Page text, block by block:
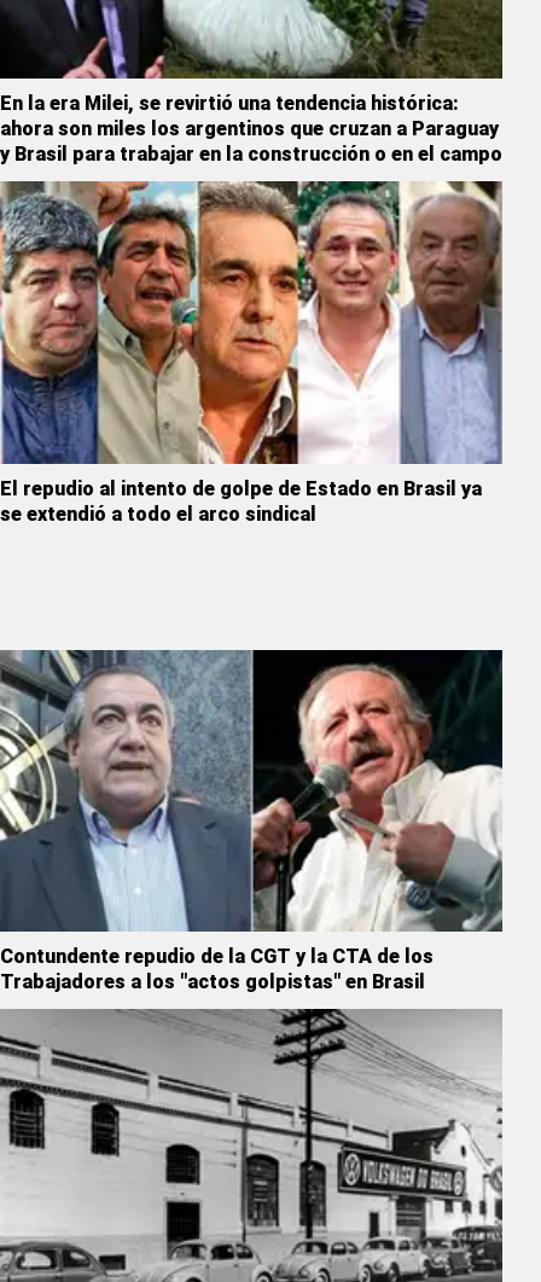
En la era Milei, se revirtió una tendencia histórica:
ahora son miles los argentinos que cruzan a Paraguay
y Brasil para trabajar en la construcción o en el campo
El repudio al intento de golpe de Estado en Brasil ya
se extendió a todo el arco sindical
Contundente repudio de la CGT y la CTA de los
Trabajadores a los "actos golpistas" en Brasil